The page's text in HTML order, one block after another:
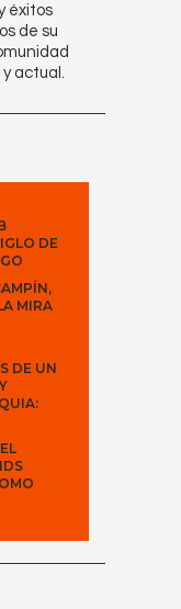
éxitos
de su
actual.
DE
MIRA
DE UN